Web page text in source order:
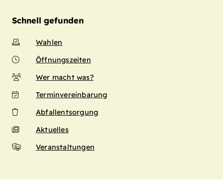
Schnell gefunden
Wahlen
Öffnungszeiten
Wer macht was?
Terminvereinbarung
Abfallentsorgung
Aktuelles
Veranstaltungen